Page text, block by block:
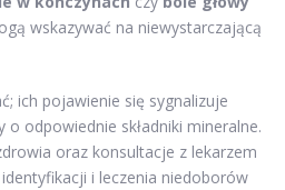
wskazywać na niewystarczającą
ich pojawienie się sygnalizuje
odpowiednie składniki mineralne.
oraz konsultacje z lekarzem
i leczenia niedoborów